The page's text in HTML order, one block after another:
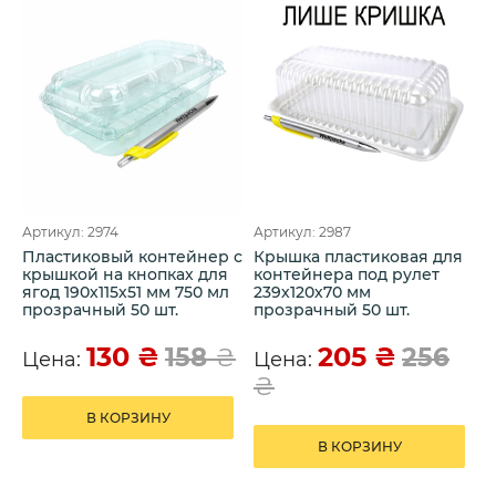
Артикул: 2974
Пластиковый контейнер с
крышкой на кнопках для
ягод 190х115х51 мм 750 мл
прозрачный 50 шт.
Цена: 130 ₴ 158₴
В КОРЗИНУ
Артикул: 2987
Крышка пластиковая для
контейнера под рулет
239х120х70 мм
прозрачный 50 шт.
Цена: 205 ₴ 256
₴
В КОРЗИНУ